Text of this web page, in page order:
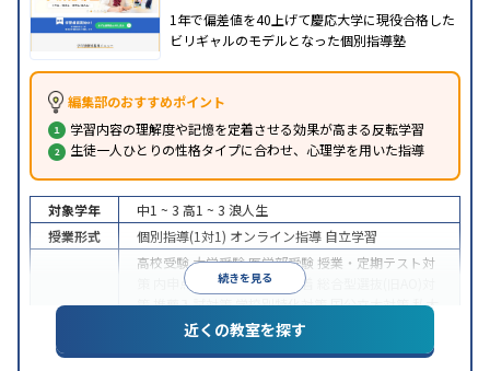
1年で偏差値を40上げて慶応大学に現役合格した
ビリギャルのモデルとなった個別指導塾
編集部のおすすめポイント
学習内容の理解度や記憶を定着させる効果が高まる反転学習
生徒一人ひとりの性格タイプに合わせ、心理学を用いた指導
続きを見る
対象学年 中1 ~ 3 高1 ~ 3 浪人生
授業形式
個別指導(1対1) オンライン指導 自立学習
高校受験大学受験医学部受験 授業・定期テスト対
内申点対策学習習慣の定着
策推薦入試対策学校別特化対策国公立大対策私大
共通テスト対策英検(英語検定)対策
その
近くの教室を探す